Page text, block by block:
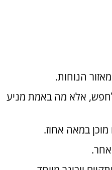
הנוחות.
לחפש, אלא מה באמת מניע
במאה אחוז.